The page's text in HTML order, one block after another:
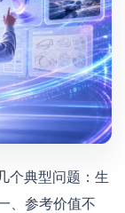
个典型问题：生
、参考价值不